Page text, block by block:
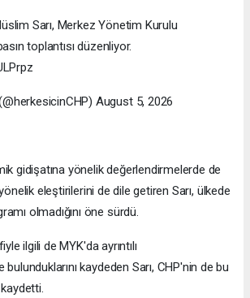
Sarı, Merkez Yönetim Kurulu
toplantısı düzenliyor.
August 5, 2026
gidişatına yönelik değerlendirmelerde de
eleştirilerini de dile getiren Sarı, ülkede
olmadığını öne sürdü.
ilgili de MYK'da ayrıntılı
kaydeden Sarı, CHP'nin de bu
kaydetti.